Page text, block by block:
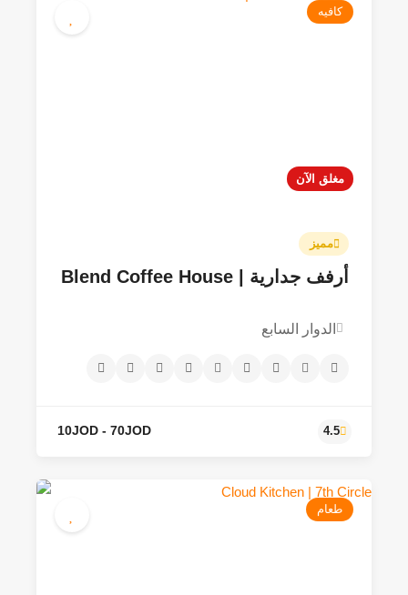
مغلق الآن
كافيه
مميز
أرفف جدارية | Blend Coffee House
الدوار السابع
طعام